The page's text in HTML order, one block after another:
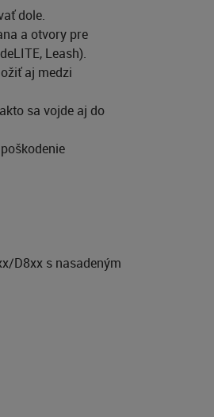
dole.
a otvory pre
Leash).
aj medzi
sa vojde aj do
D8xx s nasadeným